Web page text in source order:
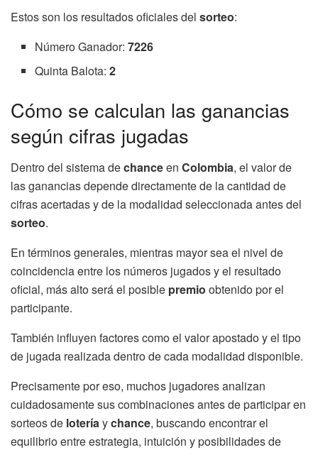
Estos son los resultados oficiales del sorteo:
Número Ganador:7226
Quinta Balota:2
Cómo se calculan las ganancias
según cifras jugadas
Dentro del sistema dechanceen Colombia, el valor de
las ganancias depende directamente de la cantidad de
cifras acertadas y de la modalidad seleccionada antes del
sorteo.
En términos generales, mientras mayor sea el nivel de
coincidencia entre los números jugados y el resultado
oficial, más alto será el posible premio obtenido por el
participante.
También influyen factores como el valor apostado y el tipo
de jugada realizada dentro de cada modalidad disponible.
Precisamente por eso, muchos jugadores analizan
cuidadosamente sus combinaciones antes de participar en
sorteos de loteríaychance, buscando encontrar el
equilibrio entre estrategia, intuición y posibilidades de